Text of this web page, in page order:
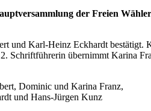
der Freien
und Karl-Heinz Eckhardt
Schriftführerin übernimmt Karina
Dominic und Karina Franz,
und Hans-Jürgen Kunz